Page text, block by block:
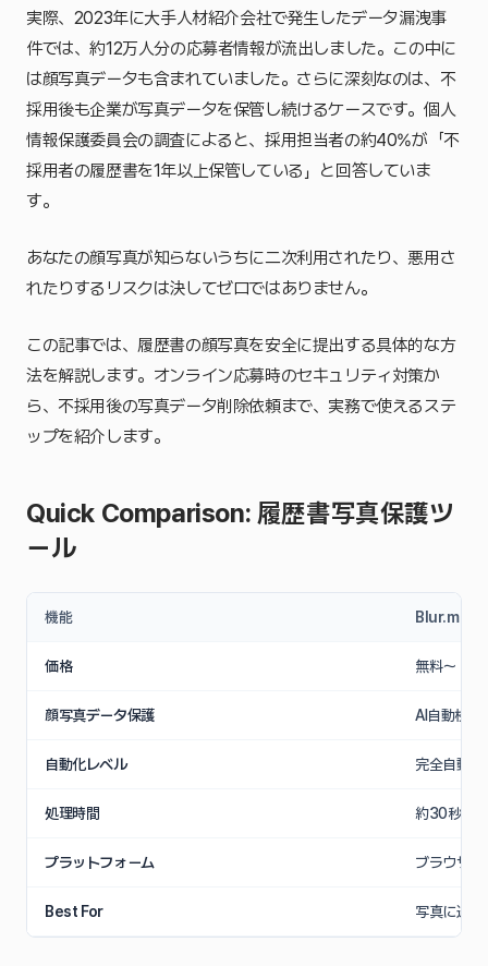
実際、2023年に大手人材紹介会社で発生したデータ漏洩事
件では、約12万人分の応募者情報が流出しました。この中に
は顔写真データも含まれていました。さらに深刻なのは、不
採用後も企業が写真データを保管し続けるケースです。個人
情報保護委員会の調査によると、採用担当者の約40%が「不
採用者の履歴書を1年以上保管している」と回答していま
す。
あなたの顔写真が知らないうちに二次利用されたり、悪用さ
れたりするリスクは決してゼロではありません。
この記事では、履歴書の顔写真を安全に提出する具体的な方
法を解説します。オンライン応募時のセキュリティ対策か
ら、不採用後の写真データ削除依頼まで、実務で使えるステ
ップを紹介します。
Quick Comparison: 履歴書写真保護ツ
ール
機能 Blur.me
価格 無料〜
顔写真データ保護 AI自動検出
自動化レベル 完全自動（
処理時間 約30秒/枚
プラットフォーム ブラウザ
Best For 写真に透